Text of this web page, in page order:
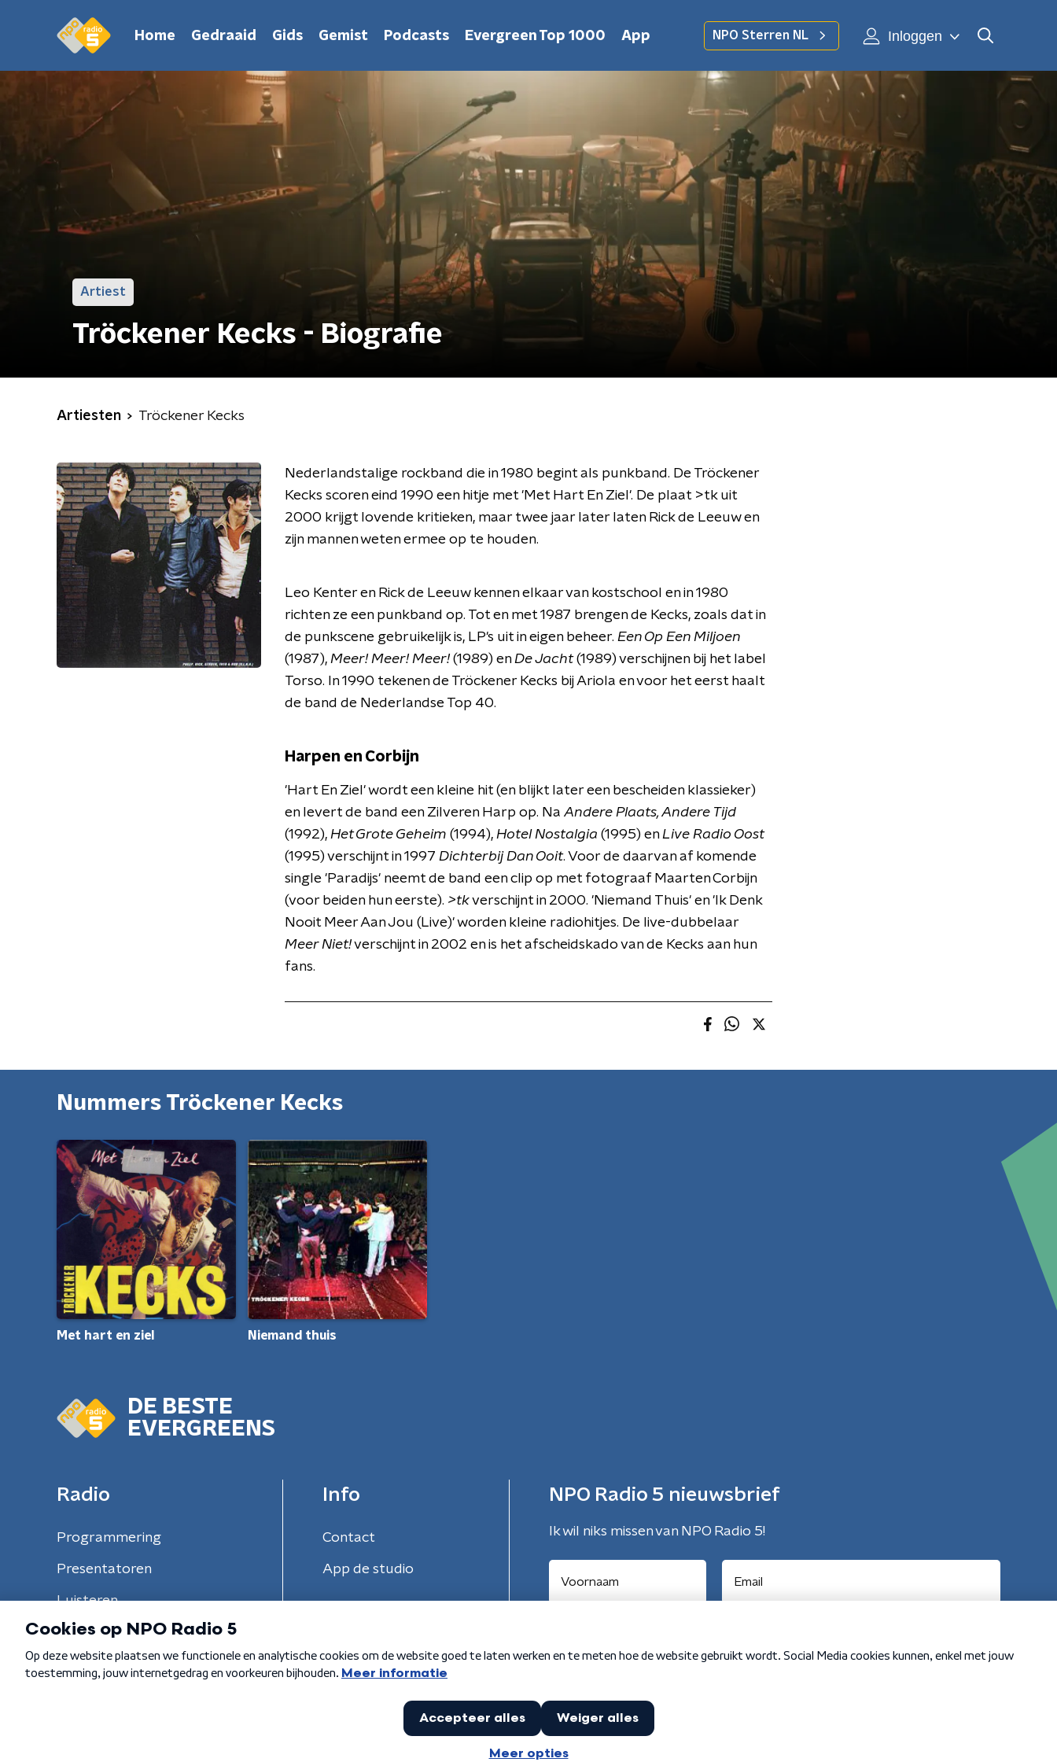
Home Gedraaid Gids Gemist Podcasts Evergreen Top 1000 App NPO Sterren NL Inloggen
Artiest
Tröckener Kecks - Biografie
Artiesten Tröckener Kecks
Nederlandstalige rockband die in 1980 begint als punkband. De Tröckener
Kecks scoren eind 1990 een hitje met 'Met Hart En Ziel'. De plaat >tk uit
2000 krijgt lovende kritieken, maar twee jaar later laten Rick de Leeuw en
zijn mannen weten ermee op te houden.
Leo Kenter en Rick de Leeuw kennen elkaar van kostschool en in 1980
richten ze een punkband op. Tot en met 1987 brengen de Kecks, zoals dat in
de punkscene gebruikelijk is, LP's uit in eigen beheer. Een Op Een Miljoen
(1987), Meer! Meer! Meer!(1989) enDe Jacht(1989) verschijnen bij het label
Torso. In 1990 tekenen de Tröckener Kecks bij Ariola en voor het eerst haalt
de band de Nederlandse Top 40.
Harpen en Corbijn
'Hart En Ziel' wordt een kleine hit (en blijkt later een bescheiden klassieker)
en levert de band een Zilveren Harp op. Na Andere Plaats, Andere Tijd
(1992), Het Grote Geheim (1994), Hotel Nostalgia (1995) enLive Radio Oost
(1995) verschijnt in 1997 Dichterbij Dan Ooit. Voor de daarvan af komende
single 'Paradijs' neemt de band een clip op met fotograaf Maarten Corbijn
(voor beiden hun eerste). >tkverschijnt in 2000. 'Niemand Thuis' en 'Ik Denk
Nooit Meer Aan Jou (Live)' worden kleine radiohitjes. De live-dubbelaar
Meer Niet!verschijnt in 2002 en is het afscheidskado van de Kecks aan hun
fans.
Nummers Tröckener Kecks
Met hart en ziel Niemand thuis
DE BESTE
EVERGREENS
Radio
Programmering
Presentatoren
Luisteren
Info
Contact
App de studio
NPO Radio 5 nieuwsbrief
Ik wil niks missen van NPO Radio 5!
Algemene voorwaarden Privacybeleid